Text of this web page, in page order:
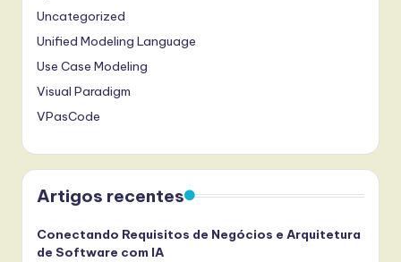
Uncategorized
Unified Modeling Language
Use Case Modeling
Visual Paradigm
VPasCode
Artigos recentes
Conectando Requisitos de Negócios e Arquitetura
de Software com IA